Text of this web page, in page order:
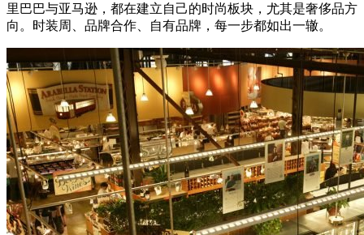
里巴巴与亚马逊，都在建立自己的时尚板块，尤其是奢侈品方
向。时装周、品牌合作、自有品牌，每一步都如出一辙。